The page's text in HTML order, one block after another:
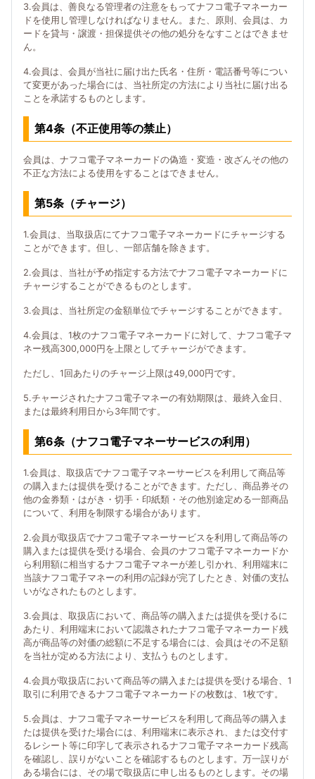
3.会員は、善良なる管理者の注意をもってナフコ電子マネーカー
ドを使用し管理しなければなりません。また、原則、会員は、カ
ードを貸与・譲渡・担保提供その他の処分をなすことはできませ
ん。
4.会員は、会員が当社に届け出た氏名・住所・電話番号等につい
て変更があった場合には、当社所定の方法により当社に届け出る
ことを承諾するものとします。
第4条（不正使用等の禁止）
会員は、ナフコ電子マネーカードの偽造・変造・改ざんその他の
不正な方法による使用をすることはできません。
第5条（チャージ）
1.会員は、当取扱店にてナフコ電子マネーカードにチャージする
ことができます。但し、一部店舗を除きます。
2.会員は、当社が予め指定する方法でナフコ電子マネーカードに
チャージすることができるものとします。
3.会員は、当社所定の金額単位でチャージすることができます。
4.会員は、1枚のナフコ電子マネーカードに対して、ナフコ電子マ
ネー残高300,000円を上限としてチャージができます。
ただし、1回あたりのチャージ上限は49,000円です。
5.チャージされたナフコ電子マネーの有効期限は、最終入金日、
または最終利用日から3年間です。
第6条（ナフコ電子マネーサービスの利用）
1.会員は、取扱店でナフコ電子マネーサービスを利用して商品等
の購入または提供を受けることができます。ただし、商品券その
他の金券類・はがき・切手・印紙類・その他別途定める一部商品
について、利用を制限する場合があります。
2.会員が取扱店でナフコ電子マネーサービスを利用して商品等の
購入または提供を受ける場合、会員のナフコ電子マネーカードか
ら利用額に相当するナフコ電子マネーが差し引かれ、利用端末に
当該ナフコ電子マネーの利用の記録が完了したとき、対価の支払
いがなされたものとします。
3.会員は、取扱店において、商品等の購入または提供を受けるに
あたり、利用端末において認識されたナフコ電子マネーカード残
高が商品等の対価の総額に不足する場合には、会員はその不足額
を当社が定める方法により、支払うものとします。
4.会員が取扱店において商品等の購入または提供を受ける場合、1
取引に利用できるナフコ電子マネーカードの枚数は、1枚です。
5.会員は、ナフコ電子マネーサービスを利用して商品等の購入ま
たは提供を受けた場合には、利用端末に表示され、または交付す
るレシート等に印字して表示されるナフコ電子マネーカード残高
を確認し、誤りがないことを確認するものとします。万一誤りが
ある場合には、その場で取扱店に申し出るものとします。その場